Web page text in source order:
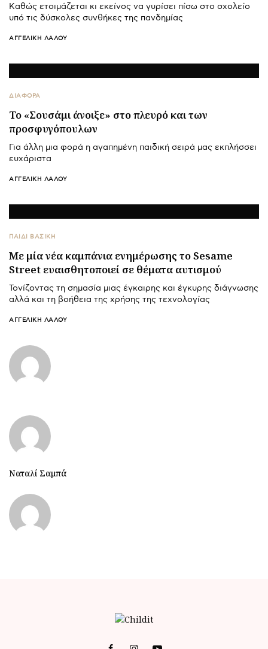
Καθώς ετοιμάζεται κι εκείνος να γυρίσει πίσω στο σχολείο
υπό τις δύσκολες συνθήκες της πανδημίας
ΑΓΓΕΛΙΚΉ ΛΆΛΟΥ
ΔΙΑΦΟΡΑ
Το «Σουσάμι άνοιξε» στο πλευρό και των
προσφυγόπουλων
Για άλλη μια φορά η αγαπημένη παιδική σειρά μας εκπλήσσει
ευχάριστα
ΑΓΓΕΛΙΚΉ ΛΆΛΟΥ
ΠΑΙΔΙ ΒΑΣΙΚΉ
Με μία νέα καμπάνια ενημέρωσης το Sesame
Street ευαισθητοποιεί σε θέματα αυτισμού
Τονίζοντας τη σημασία μιας έγκαιρης και έγκυρης διάγνωσης
αλλά και τη βοήθεια της χρήσης της τεχνολογίας
ΑΓΓΕΛΙΚΉ ΛΆΛΟΥ
Ναταλί Σαμπά